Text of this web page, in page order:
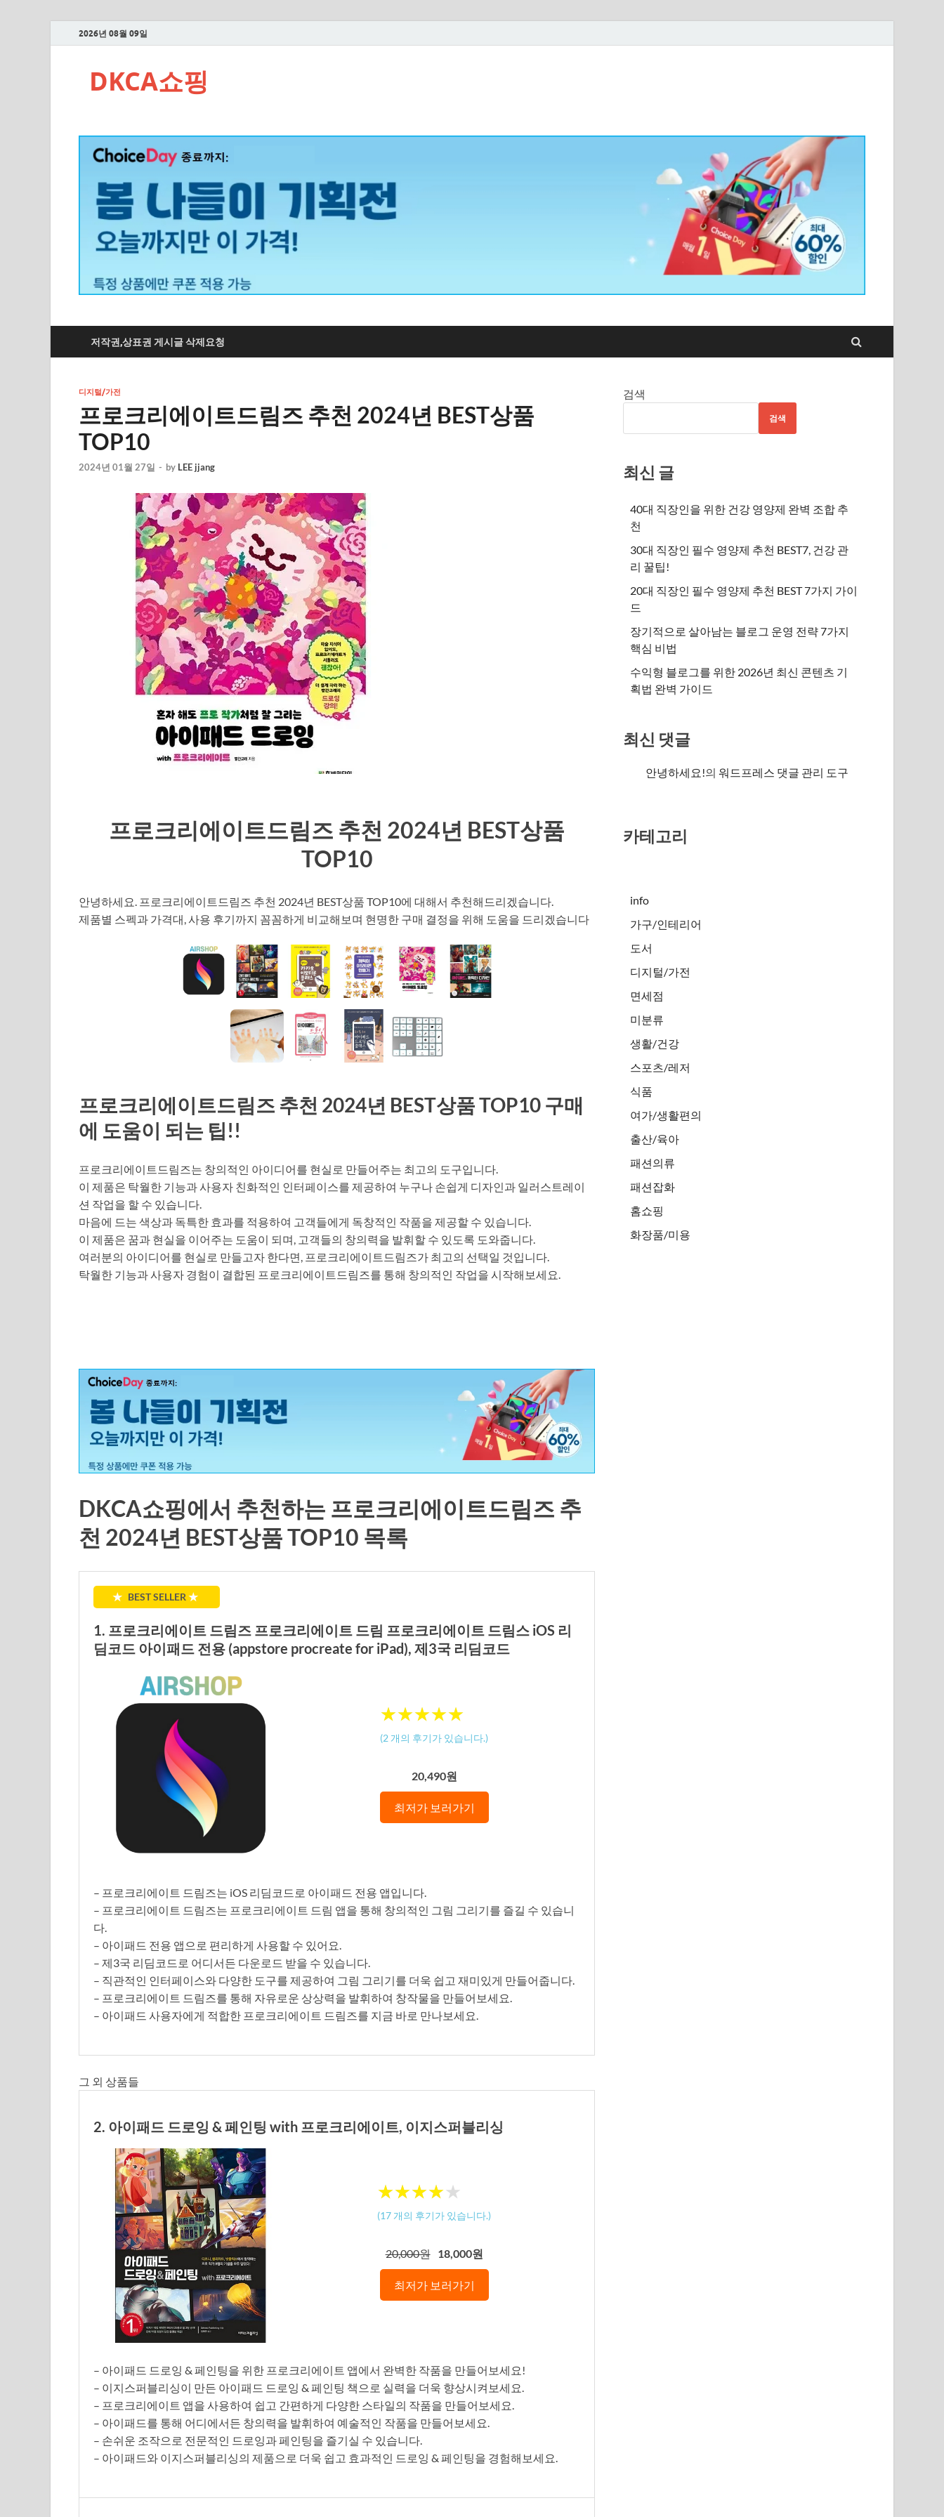
2026년 08월 09일
DKCA쇼핑
저작권,상표권 게시글 삭제요청
디지털/가전
프로크리에이트드림즈 추천 2024년 BEST상품
TOP10
2024년 01월 27일 - by LEE jjang
프로크리에이트드림즈 추천 2024년 BEST상품
TOP10
안녕하세요. 프로크리에이트드림즈 추천 2024년 BEST상품 TOP10에 대해서 추천해드리겠습니다.
제품별 스펙과 가격대, 사용 후기까지 꼼꼼하게 비교해보며 현명한 구매 결정을 위해 도움을 드리겠습니다
프로크리에이트드림즈 추천 2024년 BEST상품 TOP10 구매
에 도움이 되는 팁!!
프로크리에이트드림즈는 창의적인 아이디어를 현실로 만들어주는 최고의 도구입니다.
이 제품은 탁월한 기능과 사용자 친화적인 인터페이스를 제공하여 누구나 손쉽게 디자인과 일러스트레이
션 작업을 할 수 있습니다.
마음에 드는 색상과 독특한 효과를 적용하여 고객들에게 독창적인 작품을 제공할 수 있습니다.
이 제품은 꿈과 현실을 이어주는 도움이 되며, 고객들의 창의력을 발휘할 수 있도록 도와줍니다.
여러분의 아이디어를 현실로 만들고자 한다면, 프로크리에이트드림즈가 최고의 선택일 것입니다.
탁월한 기능과 사용자 경험이 결합된 프로크리에이트드림즈를 통해 창의적인 작업을 시작해보세요.
DKCA쇼핑에서 추천하는 프로크리에이트드림즈 추
천 2024년 BEST상품 TOP10 목록
★ BEST SELLER★
1. 프로크리에이트 드림즈 프로크리에이트 드림 프로크리에이트 드림스 iOS 리
딤코드 아이패드 전용 (appstore procreate for iPad), 제3국 리딤코드
★★★★★
★★★★★
(2 개의 후기가 있습니다.)
20,490원
최저가 보러가기
– 프로크리에이트 드림즈는 iOS 리딤코드로 아이패드 전용 앱입니다.
– 프로크리에이트 드림즈는 프로크리에이트 드림 앱을 통해 창의적인 그림 그리기를 즐길 수 있습니
다.
– 아이패드 전용 앱으로 편리하게 사용할 수 있어요.
– 제3국 리딤코드로 어디서든 다운로드 받을 수 있습니다.
– 직관적인 인터페이스와 다양한 도구를 제공하여 그림 그리기를 더욱 쉽고 재미있게 만들어줍니다.
– 프로크리에이트 드림즈를 통해 자유로운 상상력을 발휘하여 창작물을 만들어보세요.
– 아이패드 사용자에게 적합한 프로크리에이트 드림즈를 지금 바로 만나보세요.
그 외 상품들
2. 아이패드 드로잉 & 페인팅 with 프로크리에이트, 이지스퍼블리싱
★★★★★
★★★★★
(17 개의 후기가 있습니다.)
20,000원 18,000원
최저가 보러가기
– 아이패드 드로잉 & 페인팅을 위한 프로크리에이트 앱에서 완벽한 작품을 만들어보세요!
– 이지스퍼블리싱이 만든 아이패드 드로잉 & 페인팅 책으로 실력을 더욱 향상시켜보세요.
– 프로크리에이트 앱을 사용하여 쉽고 간편하게 다양한 스타일의 작품을 만들어보세요.
– 아이패드를 통해 어디에서든 창의력을 발휘하여 예술적인 작품을 만들어보세요.
– 손쉬운 조작으로 전문적인 드로잉과 페인팅을 즐기실 수 있습니다.
– 아이패드와 이지스퍼블리싱의 제품으로 더욱 쉽고 효과적인 드로잉 & 페인팅을 경험해보세요.
검색
검색
최신 글
40대 직장인을 위한 건강 영양제 완벽 조합 추
천
30대 직장인 필수 영양제 추천 BEST7, 건강 관
리 꿀팁!
20대 직장인 필수 영양제 추천 BEST 7가지 가이
드
장기적으로 살아남는 블로그 운영 전략 7가지
핵심 비법
수익형 블로그를 위한 2026년 최신 콘텐츠 기
획법 완벽 가이드
최신 댓글
안녕하세요!의워드프레스 댓글 관리 도구
카테고리
info
가구/인테리어
도서
디지털/가전
면세점
미분류
생활/건강
스포츠/레저
식품
여가/생활편의
출산/육아
패션의류
패션잡화
홈쇼핑
화장품/미용